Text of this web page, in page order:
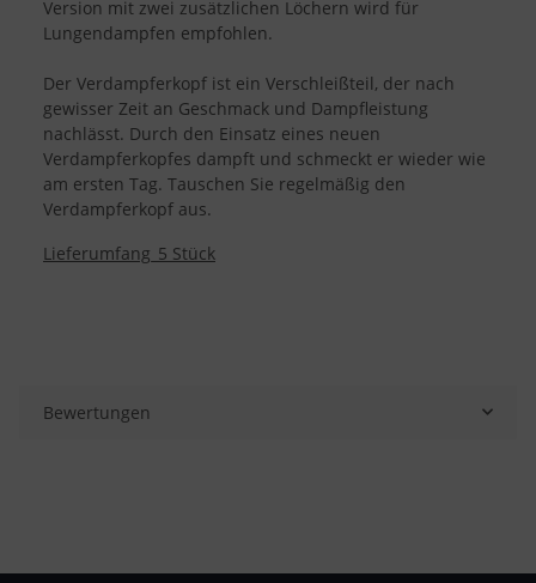
Version mit zwei zusätzlichen Löchern wird für
Lungendampfen empfohlen.
Der Verdampferkopf ist ein Verschleißteil, der nach
gewisser Zeit an Geschmack und Dampfleistung
nachlässt. Durch den Einsatz eines neuen
Verdampferkopfes dampft und schmeckt er wieder wie
am ersten Tag. Tauschen Sie regelmäßig den
Verdampferkopf aus.
Lieferumfang_5 Stück
Bewertungen